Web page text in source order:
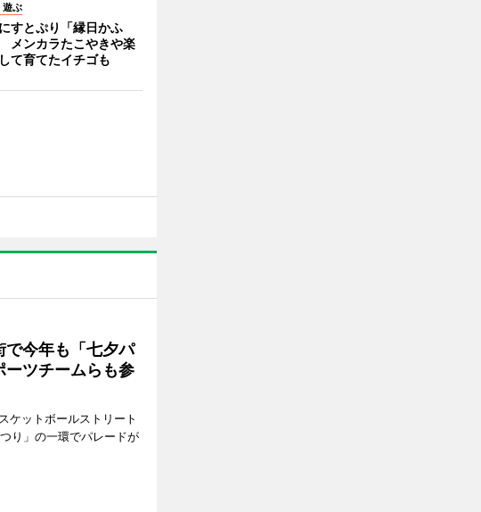
遊ぶ
すとぷり「縁日かふ
メンカラたこやきや楽
て育てたイチゴも
で今年も「七夕パ
ツチームらも参
ケットボールストリート
り」の一環でパレードが